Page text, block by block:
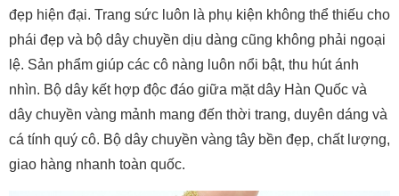
đẹp hiện đại. Trang sức luôn là phụ kiện không thể thiếu cho
phái đẹp và bộ dây chuyền dịu dàng cũng không phải ngoại
lệ. Sản phẩm giúp các cô nàng luôn nổi bật, thu hút ánh
nhìn. Bộ dây kết hợp độc đáo giữa mặt dây Hàn Quốc và
dây chuyền vàng mảnh mang đến thời trang, duyên dáng và
cá tính quý cô. Bộ dây chuyền vàng tây bền đẹp, chất lượng,
giao hàng nhanh toàn quốc.